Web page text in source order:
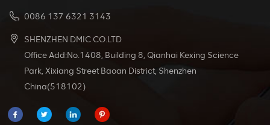
0086 137 6321 3143
SHENZHEN DMIC CO.LTD
Office Add:No.1408, Building 8, Qianhai Kexing Science
Park, Xixiang Street Baoan District, Shenzhen
China(518102)